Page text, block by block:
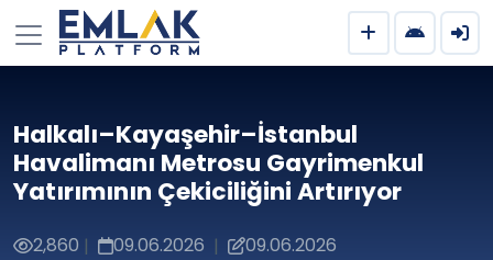
Halkalı–Kayaşehir–İstanbul
Havalimanı Metrosu Gayrimenkul
Yatırımının Çekiciliğini Artırıyor
2,860 | 09.06.2026 | 09.06.2026